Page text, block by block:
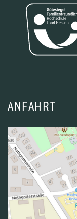
ANFAHRT